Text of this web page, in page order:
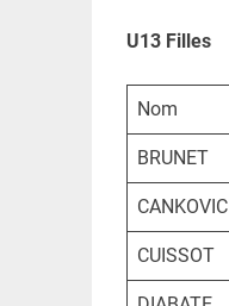
U13 Filles
Nom
BRUNET
CANKOVIC
CUISSOT